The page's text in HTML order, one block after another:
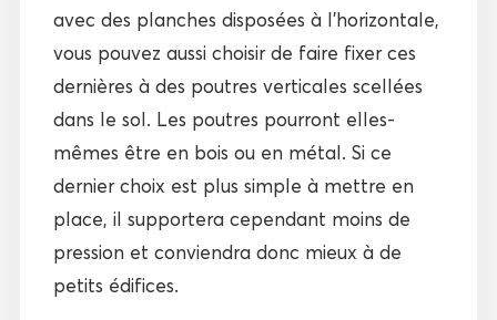
avec des planches disposées à l’horizontale,
vous pouvez aussi choisir de faire fixer ces
dernières à des poutres verticales scellées
dans le sol. Les poutres pourront elles-
mêmes être en bois ou en métal. Si ce
dernier choix est plus simple à mettre en
place, il supportera cependant moins de
pression et conviendra donc mieux à de
petits édifices.